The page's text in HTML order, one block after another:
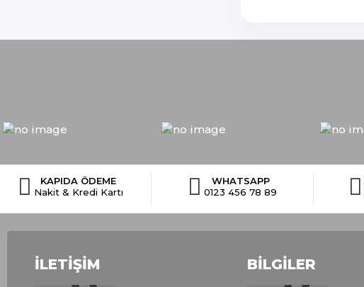
KAPIDA ÖDEME
Nakit & Kredi Kartı
WHATSAPP
0123 456 78 89
İLETIŞIM BILGILER